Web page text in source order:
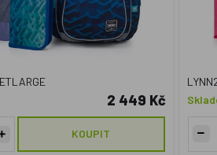
2 449 Kč
KOUPIT